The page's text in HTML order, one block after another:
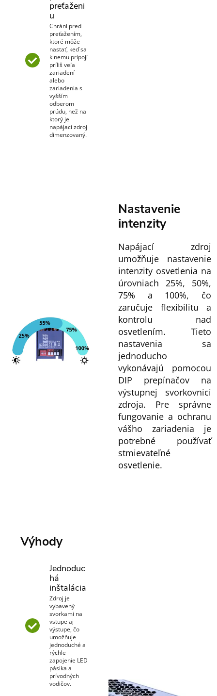
preťaženi
u
Chráni pred
preťažením,
ktoré môže
nastať, keď sa
k nemu pripojí
príliš veľa
zariadení
alebo
zariadenia s
vyšším
odberom
prúdu, než na
ktorý je
napájací zdroj
dimenzovaný.
Nastavenie
intenzity
Napájací zdroj
umožňuje nastavenie
intenzity osvetlenia na
úrovniach 25%, 50%,
75% a 100%, čo
zaručuje flexibilitu a
kontrolu nad
osvetlením. Tieto
nastavenia sa
jednoducho
vykonávajú pomocou
DIP prepínačov na
výstupnej svorkovnici
zdroja. Pre správne
fungovanie a ochranu
vášho zariadenia je
potrebné používať
stmievateľné
osvetlenie.
Výhody
Jednoduc
há
inštalácia
Zdroj je
vybavený
svorkami na
vstupe aj
výstupe, čo
umožňuje
jednoduché a
rýchle
zapojenie LED
pásika a
prívodných
vodičov.